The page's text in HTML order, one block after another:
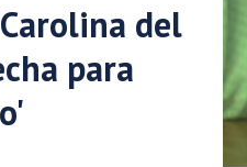
del
para